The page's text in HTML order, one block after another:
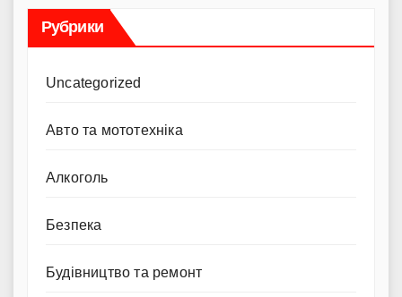
Рубрики
Uncategorized
Авто та мототехніка
Алкоголь
Безпека
Будівництво та ремонт